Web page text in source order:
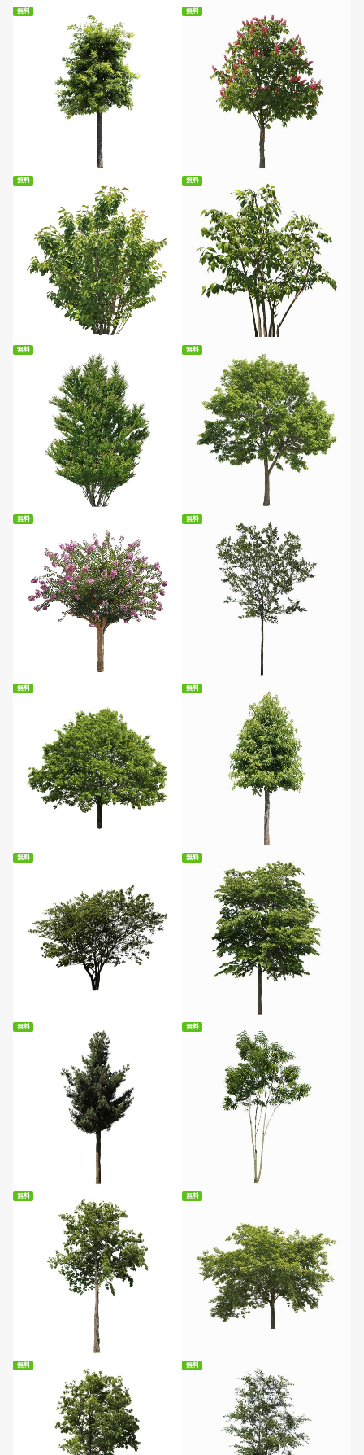
無料
無料ダウンロード
無料
無料ダウンロード
無料
無料ダウンロード
無料
無料ダウンロード
無料
無料ダウンロード
無料
無料ダウンロード
無料
無料ダウンロード
無料
無料ダウンロード
無料
無料ダウンロード
無料
無料ダウンロード
無料
無料ダウンロード
無料
無料ダウンロード
無料
無料ダウンロード
無料
無料ダウンロード
無料
無料ダウンロード
無料
無料ダウンロード
無料 無料